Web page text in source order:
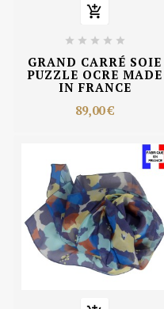

    
GRAND CARRÉ SOIE
PUZZLE OCRE MADE
IN FRANCE
89,00 €